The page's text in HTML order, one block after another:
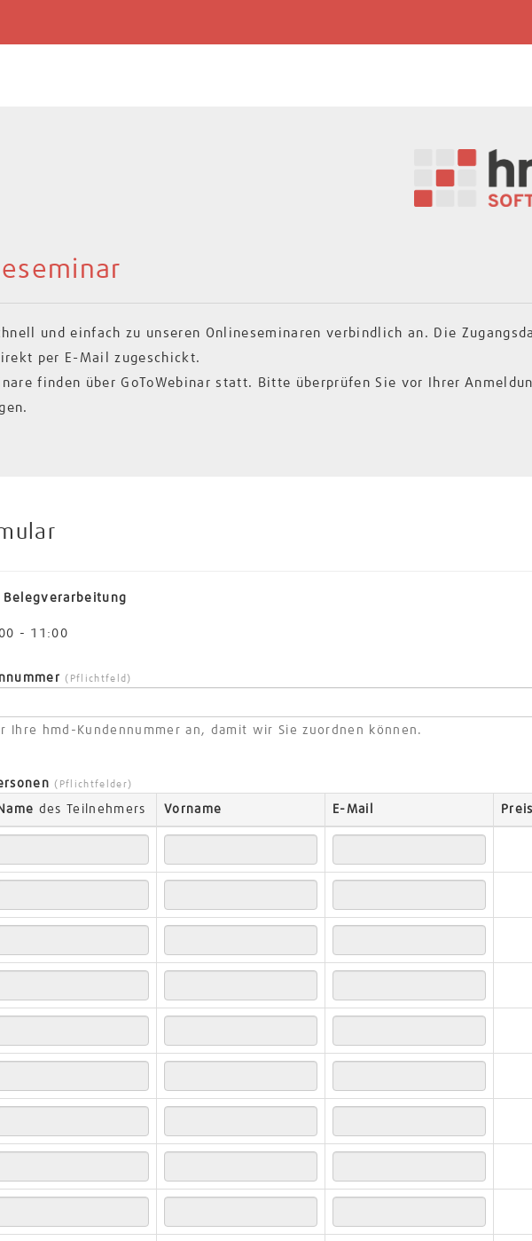
und einfach zu unseren Onlineseminaren verbindlich an. Die
per E-Mail zugeschickt.
finden über GoToWebinar statt. Bitte überprüfen Sie vor Ihrer
- 11:00
(Pflichtfeld)
Ihre hmd-Kundennummer an, damit wir Sie zuordnen können.
(Pflichtfelder)
des Teilnehmers Vorname E-Mail Preis